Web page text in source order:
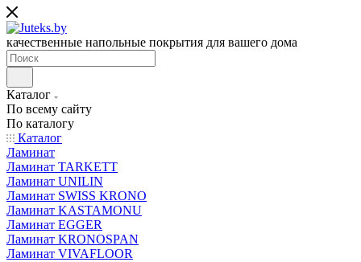
качественные напольные покрытия для вашего дома
Каталог
По всему сайту
По каталогу
Каталог
Ламинат
Ламинат TARKETT
Ламинат UNILIN
Ламинат SWISS KRONO
Ламинат KASTAMONU
Ламинат EGGER
Ламинат KRONOSPAN
Ламинат VIVAFLOOR